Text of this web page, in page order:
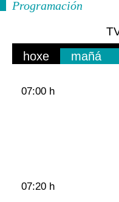
Programación
hoxe mañá
07:00 h
07:20 h